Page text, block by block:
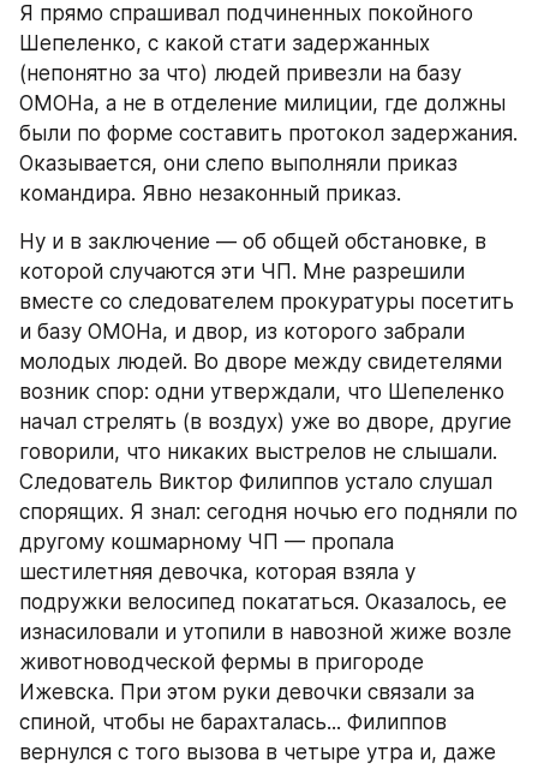
Я прямо спрашивал подчиненных покойного
Шепеленко, с какой стати задержанных
(непонятно за что) людей привезли на базу
ОМОНа, а не в отделение милиции, где должны
были по форме составить протокол задержания.
Оказывается, они слепо выполняли приказ
командира. Явно незаконный приказ.
Ну и в заключение — об общей обстановке, в
которой случаются эти ЧП. Мне разрешили
вместе со следователем прокуратуры посетить
и базу ОМОНа, и двор, из которого забрали
молодых людей. Во дворе между свидетелями
возник спор: одни утверждали, что Шепеленко
начал стрелять (в воздух) уже во дворе, другие
говорили, что никаких выстрелов не слышали.
Следователь Виктор Филиппов устало слушал
спорящих. Я знал: сегодня ночью его подняли по
другому кошмарному ЧП — пропала
шестилетняя девочка, которая взяла у
подружки велосипед покататься. Оказалось, ее
изнасиловали и утопили в навозной жиже возле
животноводческой фермы в пригороде
Ижевска. При этом руки девочки связали за
спиной, чтобы не барахталась... Филиппов
вернулся с того вызова в четыре утра и, даже